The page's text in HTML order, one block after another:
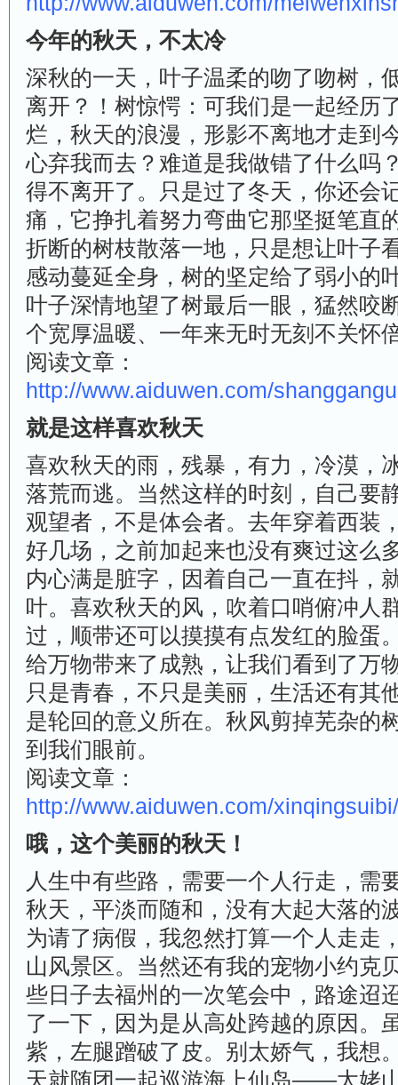
今年的秋天，不太冷
深秋的一天，叶子温柔的吻了吻树，
离开？！树惊愕：可我们是一起经历
烂，秋天的浪漫，形影不离地才走到
心弃我而去？难道是我做错了什么吗
得不离开了。只是过了冬天，你还会
痛，它挣扎着努力弯曲它那坚挺笔直
折断的树枝散落一地，只是想让叶子
感动蔓延全身，树的坚定给了弱小的
叶子深情地望了树最后一眼，猛然咬
个宽厚温暖、一年来无时无刻不关怀
阅读文章：
http://www.aiduwen.com/
就是这样喜欢秋天
喜欢秋天的雨，残暴，有力，冷漠，
落荒而逃。当然这样的时刻，自己要
观望者，不是体会者。去年穿着西装
好几场，之前加起来也没有爽过这么
内心满是脏字，因着自己一直在抖，
叶。喜欢秋天的风，吹着口哨俯冲人
过，顺带还可以摸摸有点发红的脸蛋
给万物带来了成熟，让我们看到了万
只是青春，不只是美丽，生活还有其
是轮回的意义所在。秋风剪掉芜杂的
到我们眼前。
阅读文章：
http://www.aiduwen.com/
哦，这个美丽的秋天！
人生中有些路，需要一个人行走，需
秋天，平淡而随和，没有大起大落的
为请了病假，我忽然打算一个人走走
山风景区。当然还有我的宠物小约克
些日子去福州的一次笔会中，路途迢
了一下，因为是从高处跨越的原因。
紫，左腿蹭破了皮。别太娇气，我想
天就随团一起巡游海上仙岛——太姥